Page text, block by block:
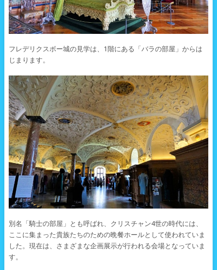
フレデリクスボー城の見学は、1階にある「バラの部屋」からは
じまります。
別名「騎士の部屋」とも呼ばれ、クリスチャン4世の時代には、
ここに集まった貴族たちのための晩餐ホールとして使われていま
した。現在は、さまざまな企画展示が行われる会場となっていま
す。